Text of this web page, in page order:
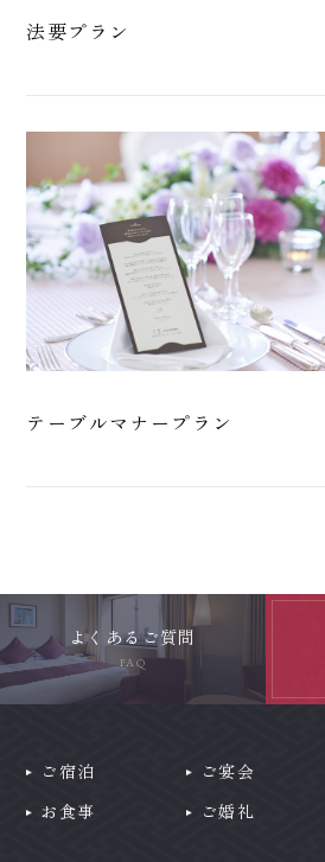
法要プラン
テーブルマナープラン
よくあるご質問
FAQ
ご宿泊
お食事
ご宴会
ご婚礼